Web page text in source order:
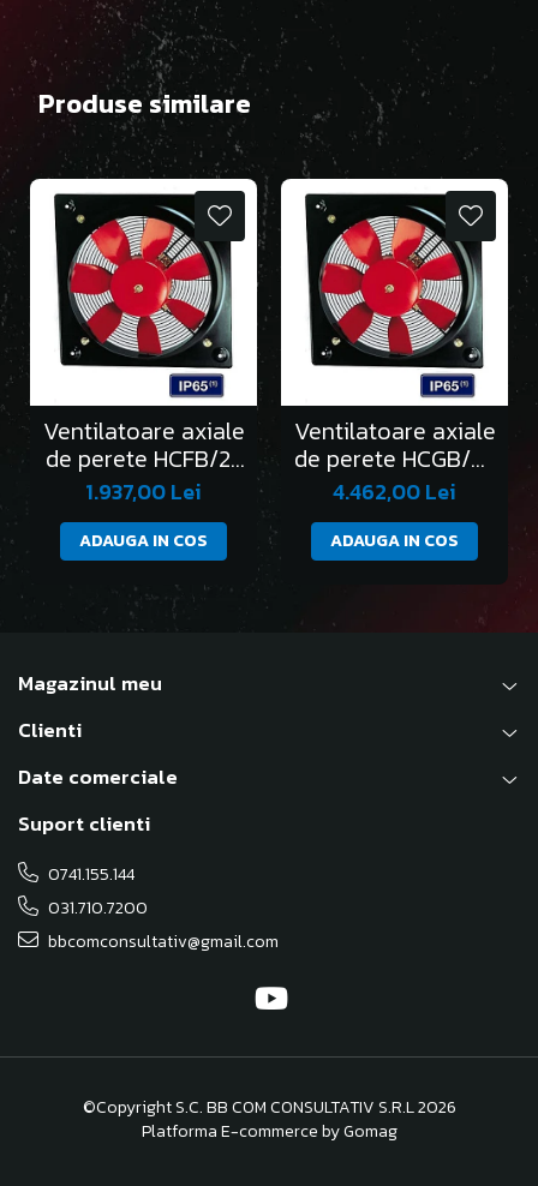
Produse similare
Ventilatoare axiale
de perete HCFB/2-
250/H
1.937,00 Lei
ADAUGA IN COS
Ventilatoare axiale
de perete HCGB/2-
315/L
4.462,00 Lei
ADAUGA IN COS
Magazinul meu
Clienti
Date comerciale
Suport clienti
0741.155.144
031.710.7200
bbcomconsultativ@gmail.com
©Copyright S.C. BB COM CONSULTATIV S.R.L 2026
Platforma E-commerce by Gomag